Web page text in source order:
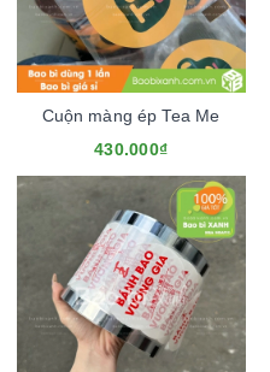
Cuộn màng ép Tea Me
430.000₫